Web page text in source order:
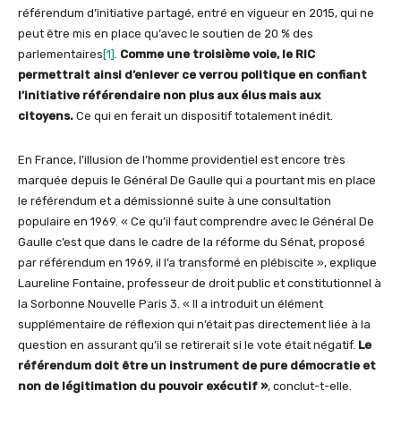
référendum d’initiative partagé, entré en vigueur en 2015, qui ne
peut être mis en place qu’avec le soutien de 20 % des
parlementaires[1] Comme une troisième voie, le RIC
permettrait ainsi d’enlever ce verrou politique en confiant
l’initiative référendaire non plus aux élus mais aux
citoyens. Ce qui en ferait un dispositif totalement inédit.
En France, l’illusion de l’homme providentiel est encore très
marquée depuis le Général De Gaulle qui a pourtant mis en place
le référendum et a démissionné suite à une consultation
populaire en 1969. « Ce qu’il faut comprendre avec le Général De
Gaulle c’est que dans le cadre de la réforme du Sénat, proposé
par référendum en 1969, il l’a transformé en plébiscite », explique
Laureline Fontaine, professeur de droit public et constitutionnel à
la Sorbonne Nouvelle Paris 3. « Il a introduit un élément
supplémentaire de réflexion qui n’était pas directement liée à la
question en assurant qu’il se retirerait si le vote était négatif. Le
référendum doit être un instrument de pure démocratie et
non de légitimation du pouvoir exécutif », conclut-t-elle.